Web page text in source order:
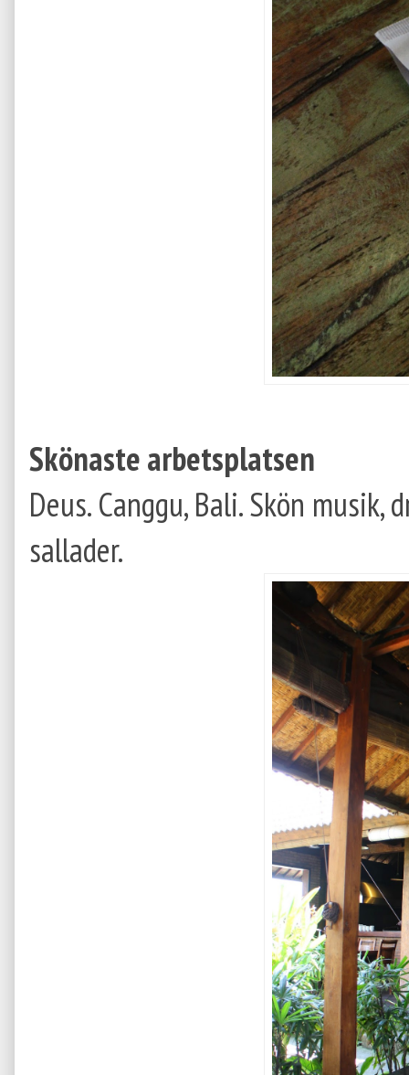
Skönaste arbetsplatsen
Deus. Canggu, Bali. Skön
sallader.